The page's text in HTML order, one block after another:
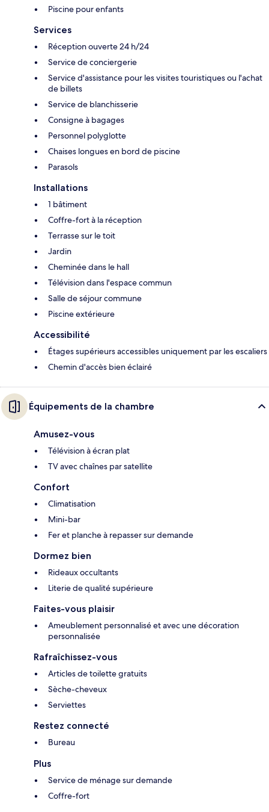
Piscine pour enfants
Services
Réception ouverte 24 h/24
Service de conciergerie
Service d'assistance pour les visites touristiques ou l'achat
de billets
Service de blanchisserie
Consigne à bagages
Personnel polyglotte
Chaises longues en bord de piscine
Parasols
Installations
1 bâtiment
Coffre-fort à la réception
Terrasse sur le toit
Jardin
Cheminée dans le hall
Télévision dans l'espace commun
Salle de séjour commune
Piscine extérieure
Accessibilité
Étages supérieurs accessibles uniquement par les escaliers
Chemin d'accès bien éclairé
Équipements de la chambre
Amusez-vous
Télévision à écran plat
TV avec chaînes par satellite
Confort
Climatisation
Mini-bar
Fer et planche à repasser sur demande
Dormez bien
Rideaux occultants
Literie de qualité supérieure
Faites-vous plaisir
Ameublement personnalisé et avec une décoration
personnalisée
Rafraîchissez-vous
Articles de toilette gratuits
Sèche-cheveux
Serviettes
Restez connecté
Bureau
Plus
Service de ménage sur demande
Coffre-fort